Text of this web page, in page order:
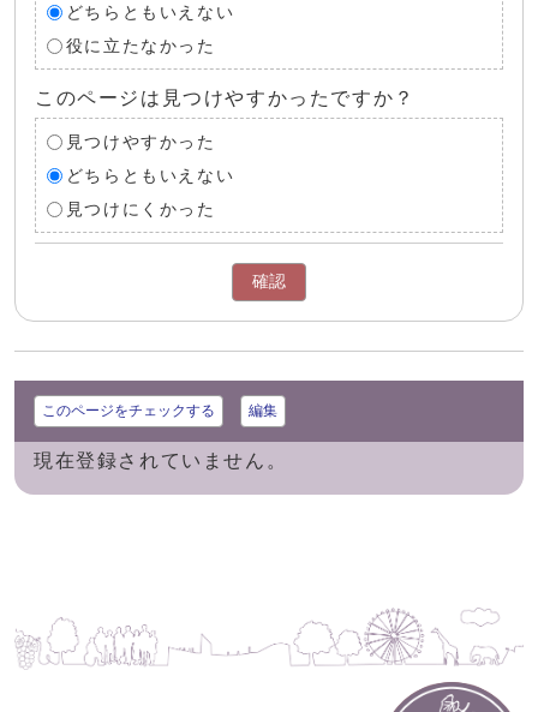
どちらともいえない
役に立たなかった
このページは見つけやすかったですか？
見つけやすかった
どちらともいえない
見つけにくかった
確認
このページをチェックする 編集
現在登録されていません。